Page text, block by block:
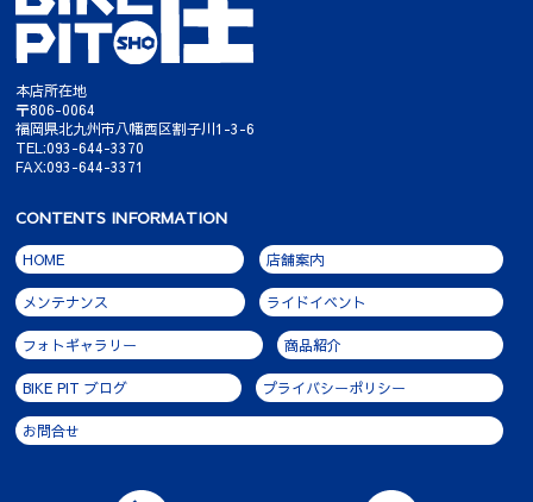
本店所在地
〒806-0064
福岡県北九州市八幡西区割子川1-3-6
TEL:093-644-3370
FAX:093-644-3371
CONTENTS INFORMATION
HOME 店舗案内
メンテナンス ライドイベント
フォトギャラリー 商品紹介
BIKE PIT ブログ プライバシーポリシー
お問合せ